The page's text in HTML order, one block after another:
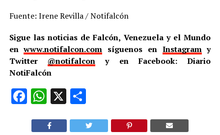
Fuente: Irene Revilla / Notifalcón
Sigue las noticias de Falcón, Venezuela y el Mundo
enwww.notifalcon.com síguenos en Instagramy
Twitter @notifalcon y en Facebook: Diario
NotiFalcón
Facebook
WhatsApp
X Compartir